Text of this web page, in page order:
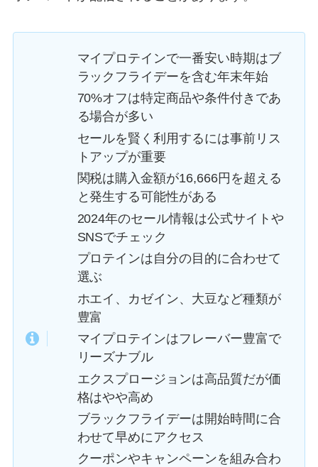
マイプロテインで一番安い時期はブ
ラックフライデーを含む年末年始
70%オフは特定商品や条件付きであ
る場合が多い
セールを賢く利用するには事前リス
トアップが重要
関税は購入金額が16,666円を超える
と発生する可能性がある
2024年のセール情報は公式サイトや
SNSでチェック
プロテインは自分の目的に合わせて
選ぶ
ホエイ、カゼイン、大豆など種類が
豊富
マイプロテインはフレーバー豊富で
リーズナブル
エクスプロージョンは高品質だが価
格はやや高め
ブラックフライデーは開始時間に合
わせて早めにアクセス
クーポンやキャンペーンを組み合わ